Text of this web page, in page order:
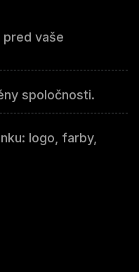
vaše
spoločnosti.
logo, farby,